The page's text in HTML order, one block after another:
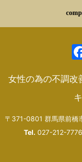
女性の為の不調改
〒371-0801 群馬県前橋
Tel. 027-212-7776